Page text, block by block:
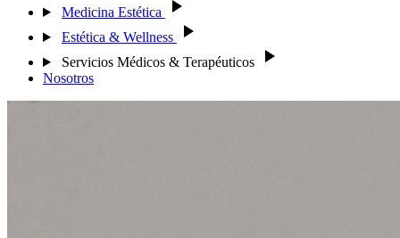
Medicina Estética
Estética & Wellness
Servicios Médicos & Terapéuticos
Nosotros